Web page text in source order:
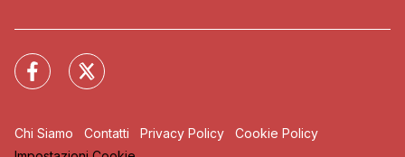
Chi Siamo Contatti Privacy Policy
Cookie Policy